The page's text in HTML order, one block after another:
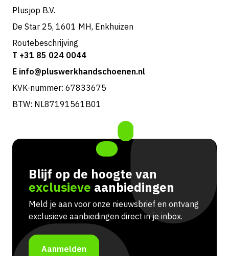
Plusjop B.V.
De Star 25, 1601 MH, Enkhuizen
Routebeschrijving
T +31 85 024 0044
E info@pluswerkhandschoenen.nl
KVK-nummer: 67833675
BTW: NL87191561B01
Blijf op de hoogte van
exclusieve aanbiedingen
Meld je aan voor onze nieuwsbrief en ontvang
exclusieve aanbiedingen direct in je inbox.
Aanmelden